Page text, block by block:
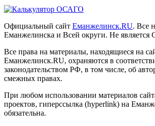
Официальный сайт Еманжелинск.RU. Все
Еманжелинска и Всей округи. Не
Все права на материалы, находящиеся на
Еманжелинск.RU, охраняются в
законодательством РФ, в том числе, об
смежных правах.
При любом использовании материалов
проектов, гиперссылка (hyperlink) на
обязательна.